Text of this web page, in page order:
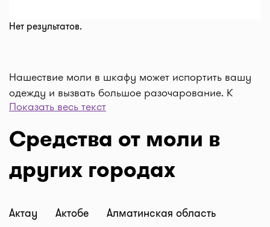
Нет результатов.
Нашествие моли в шкафу может испортить вашу
одежду и вызвать большое разочарование. К
счастью, существует множество натуральных
одежды. Если вы будете настойчивы, проблема с
молью в шкафу со временем разрешится.
Избавиться от моли в шкафу можно естественным путем,
не используя вонючие, наполненные химикатами
Естественные методы борьбы не только дешевле, но и
Показать весь текст
Средства от моли в
других городах
Актау Актобе
Алматинская область